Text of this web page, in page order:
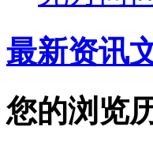
最新资讯
您的浏览